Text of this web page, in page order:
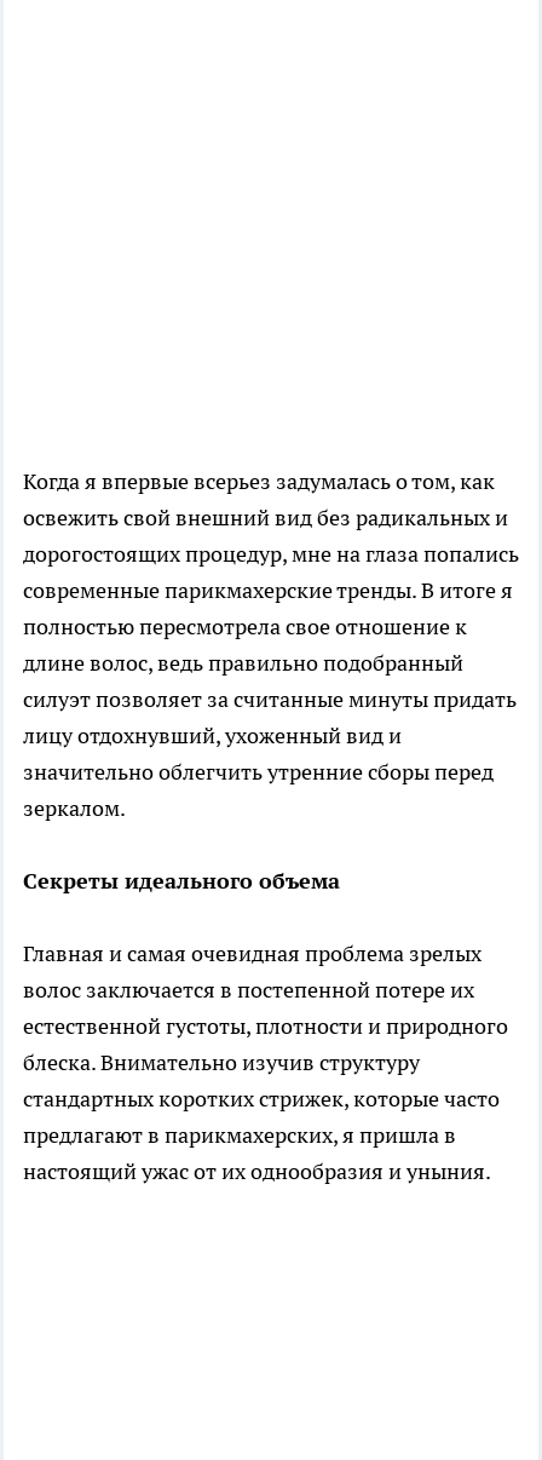
Когда я впервые всерьез задумалась о том, как
освежить свой внешний вид без радикальных и
дорогостоящих процедур, мне на глаза попались
современные парикмахерские тренды. В итоге я
полностью пересмотрела свое отношение к
длине волос, ведь правильно подобранный
силуэт позволяет за считанные минуты придать
лицу отдохнувший, ухоженный вид и
значительно облегчить утренние сборы перед
зеркалом.
Секреты идеального объема
Главная и самая очевидная проблема зрелых
волос заключается в постепенной потере их
естественной густоты, плотности и природного
блеска. Внимательно изучив структуру
стандартных коротких стрижек, которые часто
предлагают в парикмахерских, я пришла в
настоящий ужас от их однообразия и уныния.